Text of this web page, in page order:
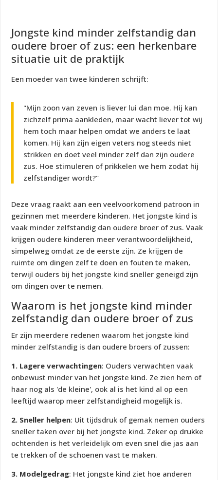
Jongste kind minder zelfstandig dan
oudere broer of zus: een herkenbare
situatie uit de praktijk
Een moeder van twee kinderen schrijft:
"Mijn zoon van zeven is liever lui dan moe. Hij kan
zichzelf prima aankleden, maar wacht liever tot wij
hem toch maar helpen omdat we anders te laat
komen. Hij kan zijn eigen veters nog steeds niet
strikken en doet veel minder zelf dan zijn oudere
zus. Hoe stimuleren of prikkelen we hem zodat hij
zelfstandiger wordt?"
Deze vraag raakt aan een veelvoorkomend patroon in
gezinnen met meerdere kinderen. Het jongste kind is
vaak minder zelfstandig dan oudere broer of zus. Vaak
krijgen oudere kinderen meer verantwoordelijkheid,
simpelweg omdat ze de eerste zijn. Ze krijgen de
ruimte om dingen zelf te doen en fouten te maken,
terwijl ouders bij het jongste kind sneller geneigd zijn
om dingen over te nemen.
Waarom is het jongste kind minder
zelfstandig dan oudere broer of zus
Er zijn meerdere redenen waarom het jongste kind
minder zelfstandig is dan oudere broers of zussen:
1. Lagere verwachtingen: Ouders verwachten vaak
onbewust minder van het jongste kind. Ze zien hem of
haar nog als 'de kleine', ook al is het kind al op een
leeftijd waarop meer zelfstandigheid mogelijk is.
2. Sneller helpen: Uit tijdsdruk of gemak nemen ouders
sneller taken over bij het jongste kind. Zeker op drukke
ochtenden is het verleidelijk om even snel die jas aan
te trekken of de schoenen vast te maken.
3. Modelgedrag: Het jongste kind ziet hoe anderen